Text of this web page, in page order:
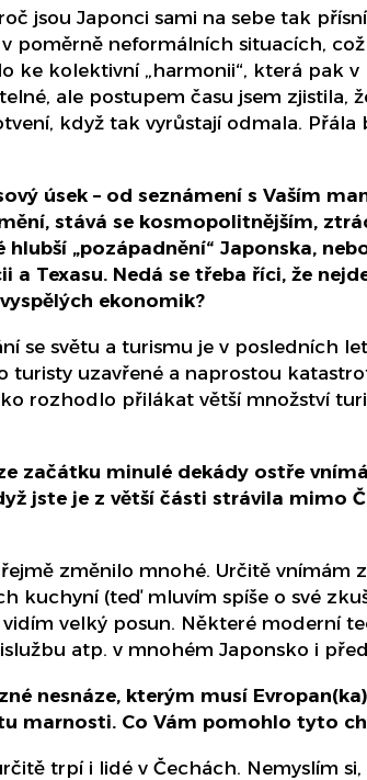
jsou Japonci sami na sebe tak
poměrně neformálních situacích,
ke kolektivní „harmonii“, která pak
ale postupem času jsem zjistila,
když tak vyrůstají odmala.
úsek – od seznámení s Vaším
stává se kosmopolitnějším,
„pozápadnění“ Japonska,
a Texasu. Nedá se třeba říci, že
ekonomik?
se světu a turismu je v posledních
turisty uzavřené a naprostou
rozhodlo přilákat větší množství
začátku minulé dekády ostře
jste je z větší části strávila mimo
změnilo mnohé. Určitě
kuchyní (teď mluvím spíše o své
velký posun. Některé moderní
atp. v mnohém Japonsko i
nesnáze, kterým musí
marnosti. Co Vám pomohlo tyto
trpí i lidé v Čechách. Nemyslím